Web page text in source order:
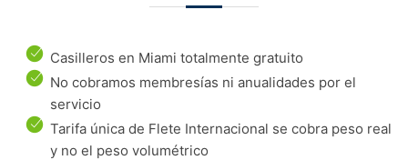
Casilleros en Miami totalmente gratuito
No cobramos membresías ni anualidades por el
servicio
Tarifa única de Flete Internacional se cobra peso real
y no el peso volumétrico